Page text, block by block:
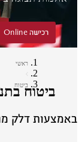
רכישה Online
ראשי
ביטוח
ביטוח
דלק מוטורס